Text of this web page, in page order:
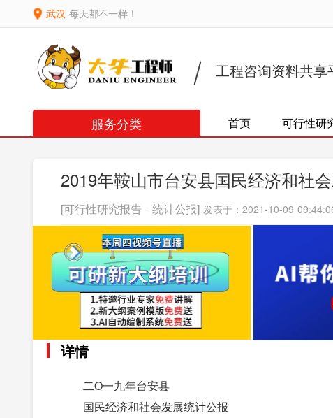
武汉 每天都不一样！
工程咨询资料共享
服务分类 首页 可行性研
2019年鞍山市台安县国民经济和社
[可行性研究报告 - 统计公报] 发表于：2021-10-09
详情
二O一九年台安县
国民经济和社会发展统计公报